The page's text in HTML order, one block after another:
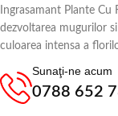
Ingrasamant Plante
dezvoltarea mugurilor
culoarea intensa a
Sunaţi-ne acum
0788 652